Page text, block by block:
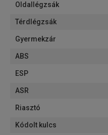
Oldallégzsák
Térdlégzsák
Gyermekzár
ABS
ESP
ASR
Riasztó
Kódolt kulcs